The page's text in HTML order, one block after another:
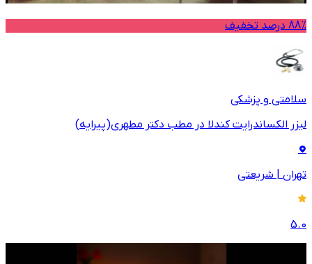
88% درصد تخفیف
سلامتی و پزشکی
لیزر الکساندرایت کندلا در مطب دکتر مطهری(پیرایه)
تهران | شریعتی
5.0